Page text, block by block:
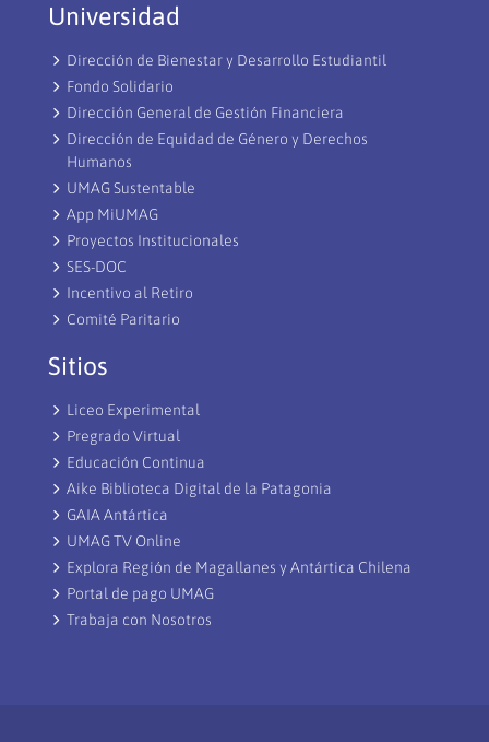
Universidad
Dirección de Bienestar y Desarrollo Estudiantil
Fondo Solidario
Dirección General de Gestión Financiera
Dirección de Equidad de Género y Derechos
Humanos
UMAG Sustentable
App MiUMAG
Proyectos Institucionales
SES-DOC
Incentivo al Retiro
Comité Paritario
Sitios
Liceo Experimental
Pregrado Virtual
Educación Continua
Aike Biblioteca Digital de la Patagonia
GAIA Antártica
UMAG TV Online
Explora Región de Magallanes y Antártica Chilena
Portal de pago UMAG
Trabaja con Nosotros